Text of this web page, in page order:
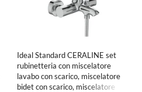
Ideal Standard CERALINE set
rubinetteria con miscelatore
lavabo con scarico, miscelatore
bidet con scarico, miscelatore